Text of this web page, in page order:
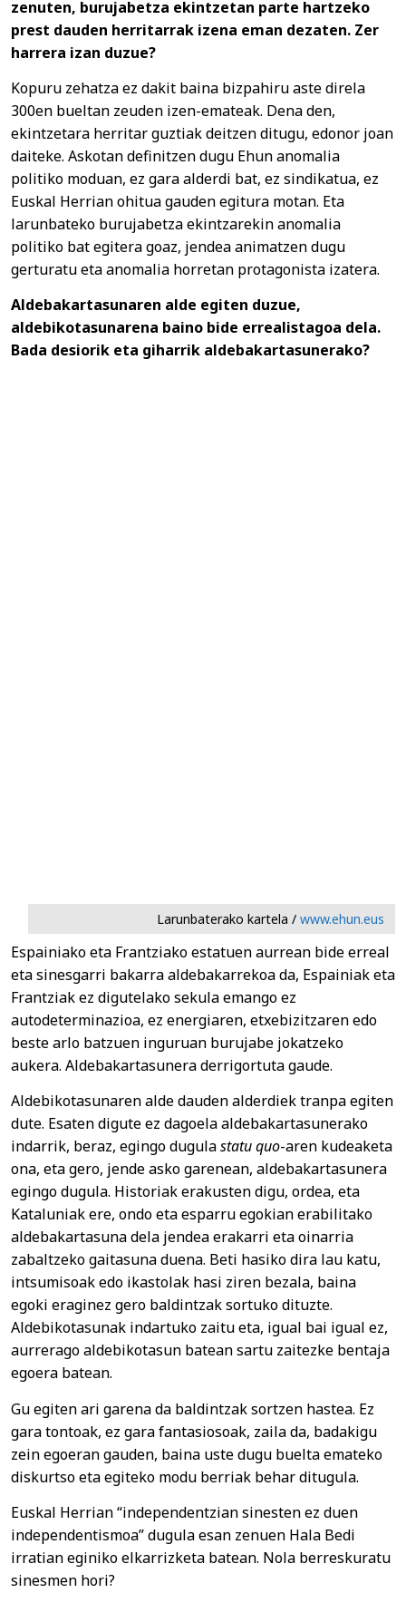
zenuten, burujabetza ekintzetan parte hartzeko
prest dauden herritarrak izena eman dezaten. Zer
harrera izan duzue?
Kopuru zehatza ez dakit baina bizpahiru aste direla
300en bueltan zeuden izen-emateak. Dena den,
ekintzetara herritar guztiak deitzen ditugu, edonor joan
daiteke. Askotan definitzen dugu Ehun anomalia
politiko moduan, ez gara alderdi bat, ez sindikatua, ez
Euskal Herrian ohitua gauden egitura motan. Eta
larunbateko burujabetza ekintzarekin anomalia
politiko bat egitera goaz, jendea animatzen dugu
gerturatu eta anomalia horretan protagonista izatera.
Aldebakartasunaren alde egiten duzue,
aldebikotasunarena baino bide errealistagoa dela.
Bada desiorik eta giharrik aldebakartasunerako?
Larunbaterako kartela / www.ehun.eus
Espainiako eta Frantziako estatuen aurrean bide erreal
eta sinesgarri bakarra aldebakarrekoa da, Espainiak eta
Frantziak ez digutelako sekula emango ez
autodeterminazioa, ez energiaren, etxebizitzaren edo
beste arlo batzuen inguruan burujabe jokatzeko
aukera. Aldebakartasunera derrigortuta gaude.
Aldebikotasunaren alde dauden alderdiek tranpa egiten
dute. Esaten digute ez dagoela aldebakartasunerako
indarrik, beraz, egingo dugulastatuquo-aren kudeaketa
ona, eta gero, jende asko garenean, aldebakartasunera
egingo dugula. Historiak erakusten digu, ordea, eta
Kataluniak ere, ondo eta esparru egokian erabilitako
aldebakartasuna dela jendea erakarri eta oinarria
zabaltzeko gaitasuna duena. Beti hasiko dira lau katu,
intsumisoak edo ikastolak hasi ziren bezala, baina
egoki eraginez gero baldintzak sortuko dituzte.
Aldebikotasunak indartuko zaitu eta, igual bai igual ez,
aurrerago aldebikotasun batean sartu zaitezke bentaja
egoera batean.
Gu egiten ari garena da baldintzak sortzen hastea. Ez
gara tontoak, ez gara fantasiosoak, zaila da, badakigu
zein egoeran gauden, baina uste dugu buelta emateko
diskurtso eta egiteko modu berriak behar ditugula.
Euskal Herrian “independentzian sinesten ez duen
independentismoa” dugula esan zenuen Hala Bedi
irratian eginiko elkarrizketa batean. Nola berreskuratu
sinesmen hori?